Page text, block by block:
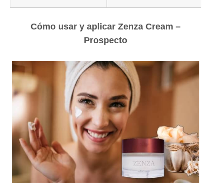
Cómo usar y aplicar Zenza Cream –
Prospecto